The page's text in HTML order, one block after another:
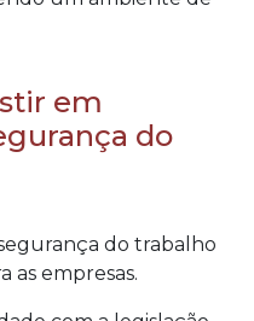
em
do
do trabalho
as empresas.